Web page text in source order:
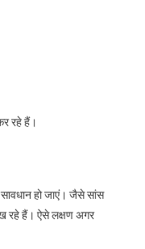
रहे हैं।
हो जाएं। जैसे सांस
रहे हैं। ऐसे लक्षण अगर